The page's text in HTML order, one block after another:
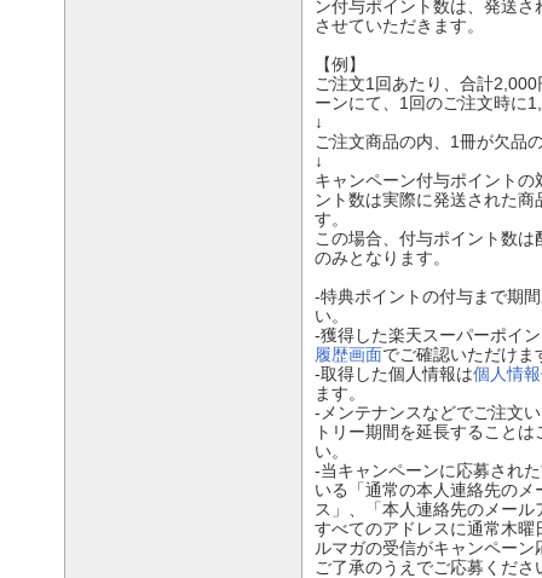
ン付与ポイント数は、発送
させていただきます。
【例】
ご注文1回あたり、合計
ーンにて、1回のご注文時に
↓
ご注文商品の内、1冊が欠品
↓
キャンペーン付与ポイント
ント数は実際に発送された
す。
この場合、付与ポイント数
のみとなります。
‐特典ポイントの付与まで期
い。
‐獲得した楽天スーパーポイ
履歴画面でご確認いただけま
‐取得した個人情報は個人情
ます。
‐メンテナンスなどでご注文
トリー期間を延長すること
い。
‐当キャンペーンに応募され
いる「通常の本人連絡先の
ス」、「本人連絡先のメー
すべてのアドレスに通常木
ルマガの受信がキャンペー
ご了承のうえでご応募くださ